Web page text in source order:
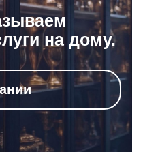
на дому.